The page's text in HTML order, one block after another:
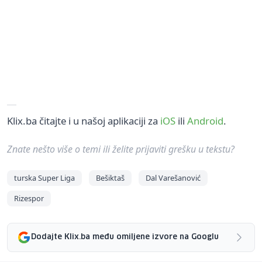
Klix.ba čitajte i u našoj aplikaciji za iOS ili Android.
Znate nešto više o temi ili želite prijaviti grešku u tekstu?
turska Super Liga Bešiktaš
Dal Varešanović
Rizespor
Dodajte Klix.ba među omiljene izvore na Googlu